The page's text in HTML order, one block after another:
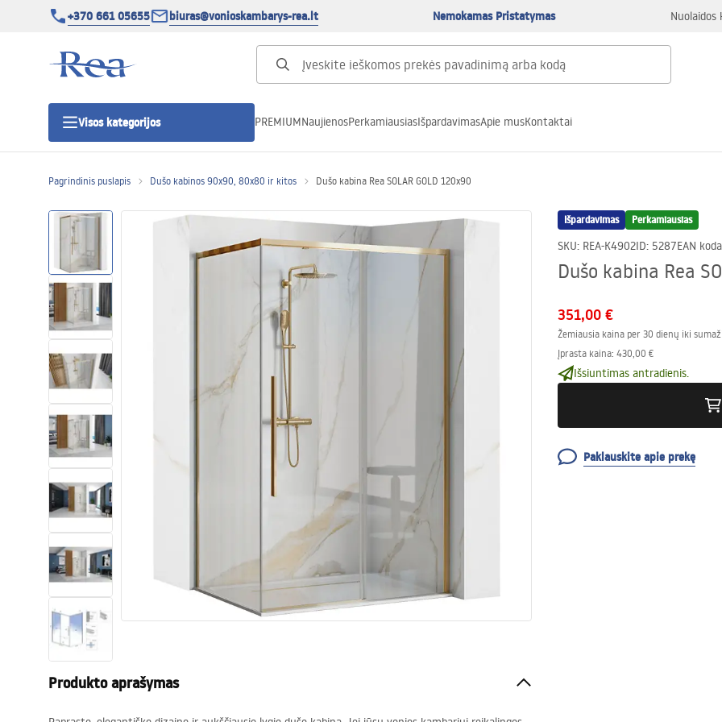
+370 661 05655 biuras@vonioskambarys-rea.lt Nemokamas Pristatymas Nuolaidos
Visos kategorijos
Vonios dušo padėklai
Linijiniai dušo kanalai
Tualetai
Praustuvas
Vonios ir ekranai
Vonios maišytuvai
Vonios dušai
Virtuvė
PREMIUMNaujienosPerkamiausiasIšpardavimasApie musKontaktai
Pagrindinis puslapis Dušo kabinos 90x90, 80x80 ir kitos Dušo kabina Rea SOLAR GOLD 120x90
Išpardavimas Perkamiausias
SKU: REA-K4902ID: 5287EAN
Dušo kabina Rea
351,00 €
Žemiausia kaina per 30 dienų iki
Įprasta kaina: 430,00 €
Išsiuntimas antradienis.
Paklauskite apie prekę
Produkto aprašymas